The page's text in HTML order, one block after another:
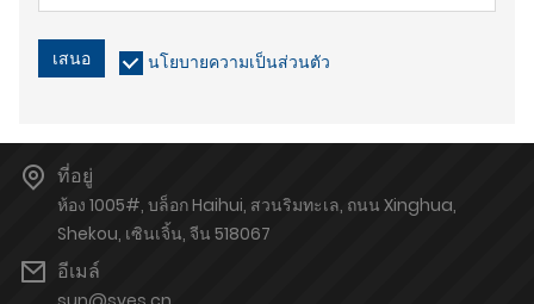
เสนอ นโยบายความเป็นส่วนตัว
ที่อยู่
ห้อง 1005#, บล็อก Haihui, สวนริมทะเล, ถนน Xinghua,
Shekou, เซินเจิ้น, จีน 518067
อีเมล์